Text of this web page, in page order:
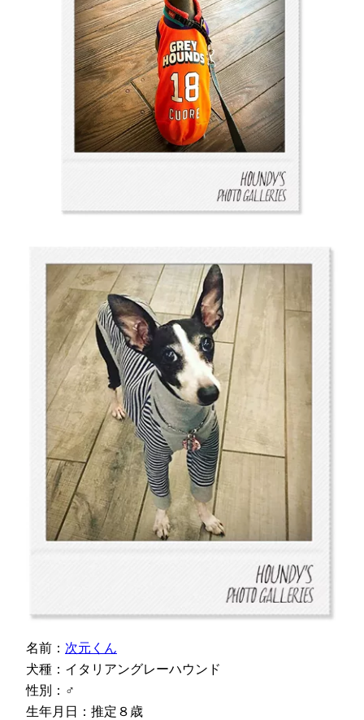
名前： 次元くん
犬種：イタリアングレーハウンド
性別：♂
生年月日：推定８歳